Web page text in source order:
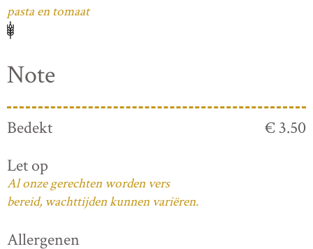
pasta en tomaat
Note
Bedekt
€ 3.50
Let op
Al onze gerechten worden vers
bereid, wachttijden kunnen variëren.
Allergenen